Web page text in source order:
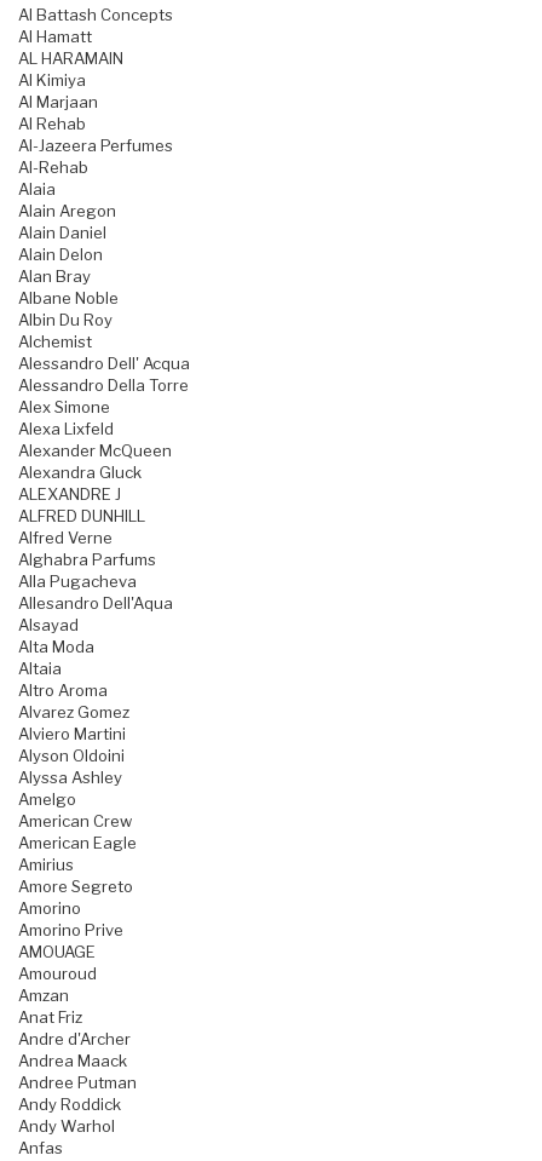
Al Battash Concepts
Al Hamatt
AL HARAMAIN
Al Kimiya
Al Marjaan
Al Rehab
Al-Jazeera Perfumes
Al-Rehab
Alaia
Alain Aregon
Alain Daniel
Alain Delon
Alan Bray
Albane Noble
Albin Du Roy
Alchemist
Alessandro Dell' Acqua
Alessandro Della Torre
Alex Simone
Alexa Lixfeld
Alexander McQueen
Alexandra Gluck
ALEXANDRE J
ALFRED DUNHILL
Alfred Verne
Alghabra Parfums
Alla Pugacheva
Allesandro Dell'Aqua
Alsayad
Alta Moda
Altaia
Altro Aroma
Alvarez Gomez
Alviero Martini
Alyson Oldoini
Alyssa Ashley
Amelgo
American Crew
American Eagle
Amirius
Amore Segreto
Amorino
Amorino Prive
AMOUAGE
Amouroud
Amzan
Anat Friz
Andre d'Archer
Andrea Maack
Andree Putman
Andy Roddick
Andy Warhol
Anfas